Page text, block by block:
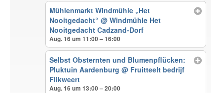
Mühlenmarkt Windmühle „Het
Nooitgedacht“@ Windmühle Het
Nooitgedacht Cadzand-Dorf
Aug. 16 um 11:00 – 16:00
Selbst Obsternten und Blumenpflücken:
Pluktuin Aardenburg@ Fruitteelt bedrijf
Flikweert
Aug. 16 um 13:00 – 20:00